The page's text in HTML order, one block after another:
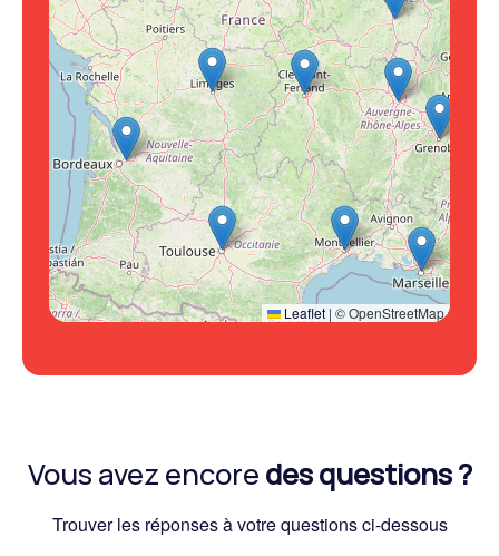
Leaflet | © OpenStreetMap
Vous avez encore des questions ?
Trouver les réponses à votre questions ci-dessous